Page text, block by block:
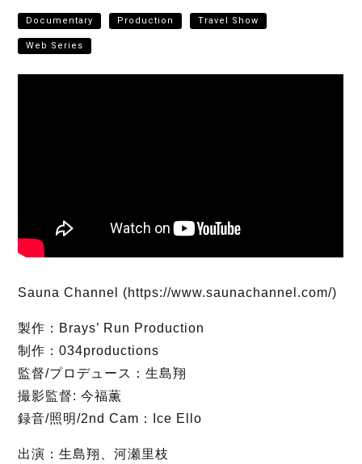
Documentary Production Travel Show
Web Series
Sauna Channel (https://www.saunachannel.com/)
製作：Brays’ Run Production
制作：034productions
監督/プロデュース：生島翔
撮影監督: 今福薫
録音/照明/2nd Cam：Ice Ello
出演：生島翔、河瀬里枝